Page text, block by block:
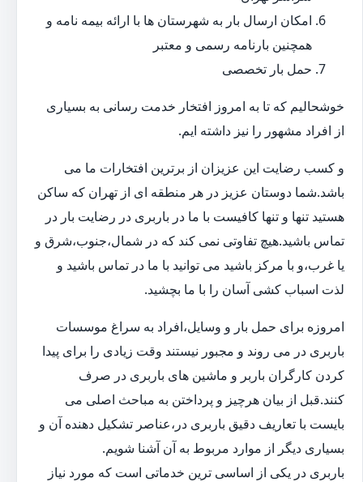
امکان ارسال بار به شهرستان ها با ارائه بیمه نامه و
همچنین بارنامه رسمی و معتبر
حمل بار تخصصی
خوشحالیم که تا به امروز افتخار خدمت رسانی به بسیاری
از افراد مشهور را نیز داشته ایم.
و کسب رضایت این عزیزان از برترین افتخارات ما می
باشد.شما دوستان عزیز در هر منطقه ای از تهران که ساکن
هستید تنها و تنها کافیست با ما در باربری در رضایت بار در
تماس باشید.هیچ تفاوتی نمی کند که در شمال،جنوب،شرق و
یا غرب،و با مرکز باشید می توانید با ما در تماس باشید و
لذت اسباب کشی آسان را با ما بچشید.
امروزه برای حمل بار و وسایل،افراد به سراغ موسسات
باربری در می روند و مجبور نیستند وقت زیادی را برای پیدا
کردن کارگران باربر و ماشین های باربری در صرف
کنند.قبل از بیان هرچیز و پرداختن به مباحث اصلی می
بایست با تعاریف دقیق باربری در،عناصر تشکیل دهنده آن و
بسیاری دیگر از موارد مربوط به آن آشنا شویم.
باربری در یکی از اساسی ترین خدماتی است که مورد نیاز